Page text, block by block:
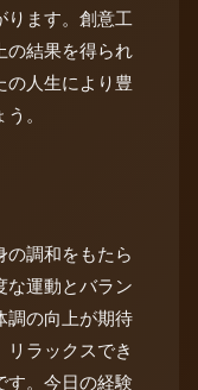
ります。創意工
の結果を得られ
の人生により豊
。
の調和をもたら
な運動とバラン
調の向上が期待
ラックスでき
す。今日の経験